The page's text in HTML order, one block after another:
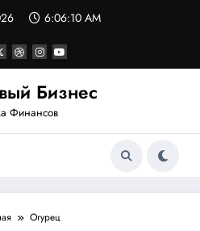
6:06:10 AM
Бизнес
Финансов
Огурец